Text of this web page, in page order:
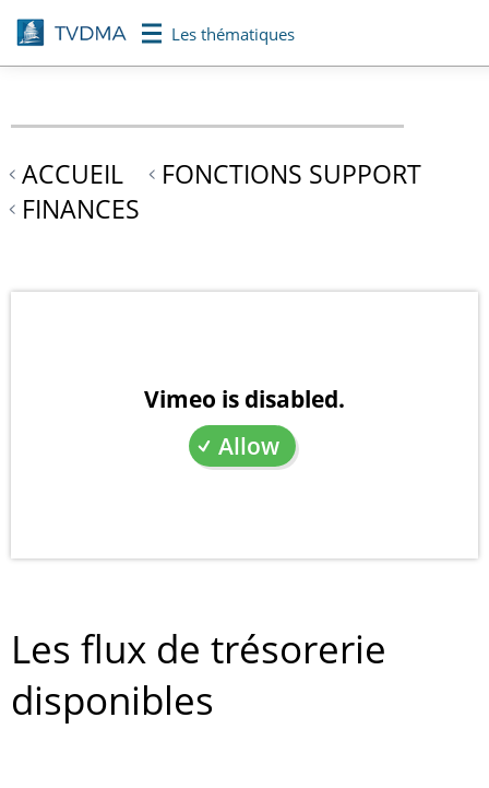
Aller
au
contenu
Les thématiques
ACCUEIL
FONCTIONS SUPPORT
FINANCES
Vimeo is disabled.
Allow
Les flux de trésorerie
disponibles